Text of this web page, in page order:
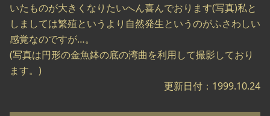
いたものが大きくなりたいへん喜んでおります(写真)私と
しましては繁殖というより自然発生というのがふさわしい
感覚なのですが…。
(写真は円形の金魚鉢の底の湾曲を利用して撮影しており
ます。)
更新日付：1999.10.24